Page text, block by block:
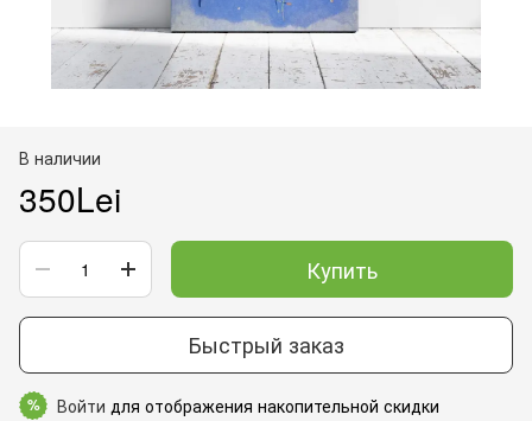
В наличии
350Lei
Купить
Быстрый заказ
% Войти для отображения накопительной скидки